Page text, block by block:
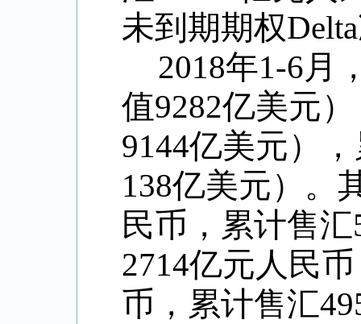
未到期期权
2018年1-6月
值9282亿美元
9144亿美元）
138亿美元）。
民币，累计售
2714亿元人民
币，累计售汇